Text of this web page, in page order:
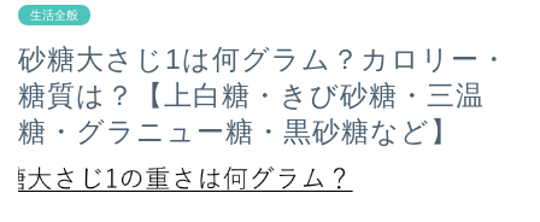
生活全般
砂糖大さじ1は何グラム？カロリー・
糖質は？【上白糖・きび砂糖・三温
糖・グラニュー糖・黒砂糖など】